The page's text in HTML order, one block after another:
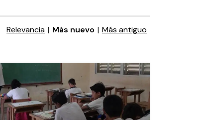
Relevancia | Más nuevo | Más antiguo